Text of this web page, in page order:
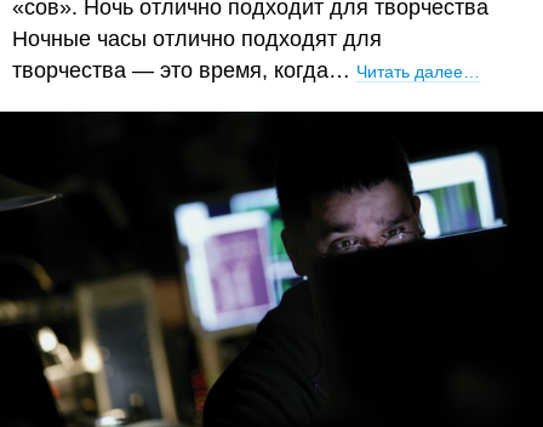
«сов». Ночь отлично подходит для творчества
Ночные часы отлично подходят для
творчества — это время, когда… Читать далее…